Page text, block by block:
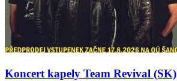
Koncert kapely Team Revival (SK)